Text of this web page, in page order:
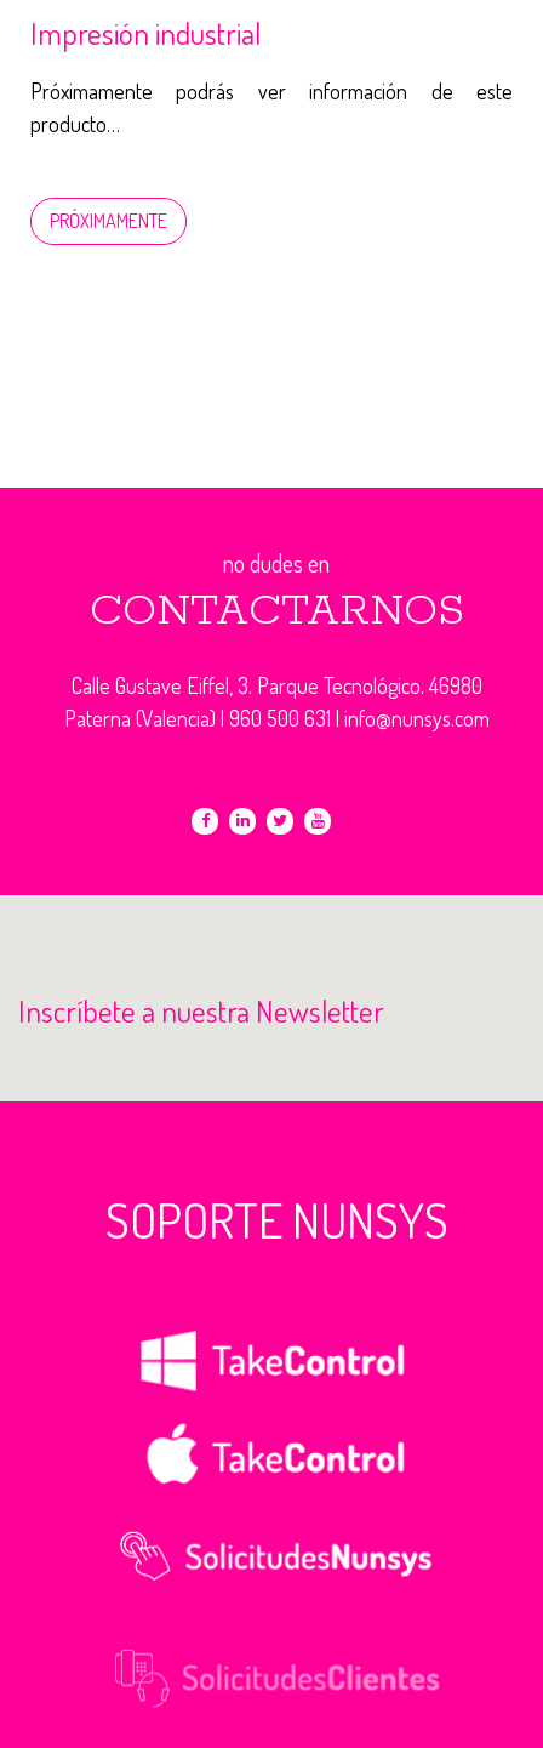
Impresión industrial
Próximamente podrás ver información de este
producto…
PRÓXIMAMENTE
no dudes en
CONTACTARNOS
Calle Gustave Eiffel, 3. Parque Tecnológico. 46980
Paterna (Valencia) | 960 500 631 | info@nunsys.com
Inscríbete a nuestra Newsletter
SOPORTE NUNSYS